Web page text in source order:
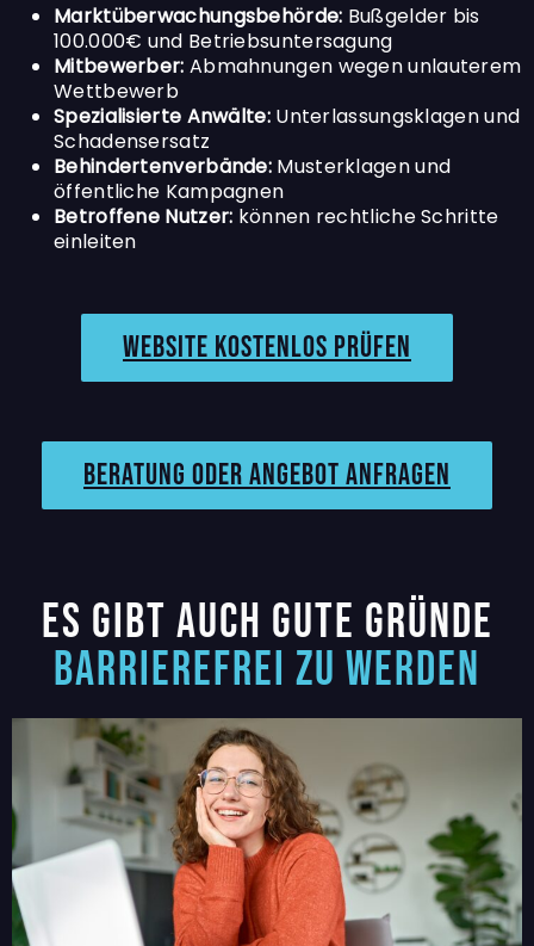
Marktüberwachungsbehörde: Bußgelder bis
100.000€ und Betriebsuntersagung
Mitbewerber: Abmahnungen wegen unlauterem
Wettbewerb
Spezialisierte Anwälte:Unterlassungsklagen und
Schadensersatz
Behindertenverbände: Musterklagen und
öffentliche Kampagnen
Betroffene Nutzer: können rechtliche Schritte
einleiten
Website kostenlos prüfen
Beratung oder angebot anfragen
Es gibt auch gute gründe
barrierefrei zu werden